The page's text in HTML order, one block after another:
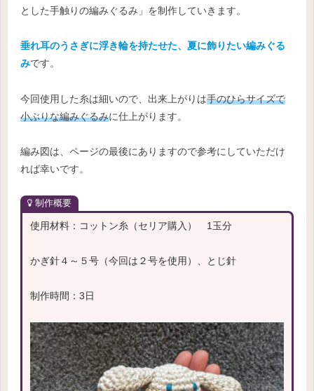
とした手触りの編みぐるみ」を制作していきます。
垂れ耳のうさぎに浮き輪を持たせた、夏に飾りたい編みぐる
みです。
今回使用した糸は細いので、出来上がりは手のひらサイズで
小ぶりな編みぐるみに仕上がります。
編み図は、ページの最後にありますので参考にしていただけ
れば幸いです。
制作概要
使用材料：コットン糸（セリア購入） 1玉分
かぎ針４～５号（今回は２号を使用）、とじ針
制作時間：3日